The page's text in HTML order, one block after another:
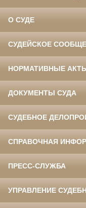
О СУДЕ
СУДЕЙСКОЕ
НОРМАТИВНЫЕ
ДОКУМЕНТЫ СУДА
СУДЕБНОЕ
СПРАВОЧНАЯ
ПРЕСС-СЛУЖБА
УПРАВЛЕНИЕ